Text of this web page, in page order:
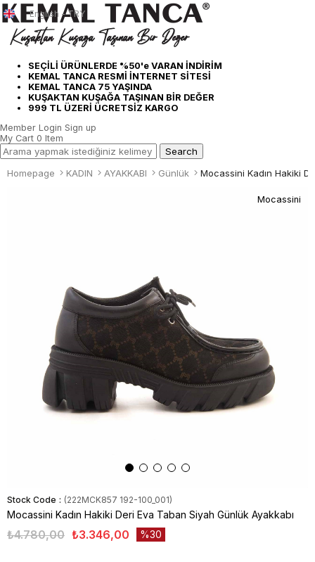
SEÇİLİ ÜRÜNLERDE %50'e VARAN İNDİRİM
KEMAL TANCA RESMİ İNTERNET SİTESİ
KEMAL TANCA 75 YAŞINDA
KUŞAKTAN KUŞAĞA TAŞINAN BİR DEĞER
999 TL ÜZERİ ÜCRETSİZ KARGO
English - TRY
Member Login Sign up
My Cart 0 Item
Homepage KADIN AYAKKABI Günlük
Mocassini
Stock Code (222MCK857 192-100_001)
Mocassini Kadın Hakiki Deri Eva Taban Siyah Günlük Ayakkabı
₺4.780,00 ₺3.346,00 30